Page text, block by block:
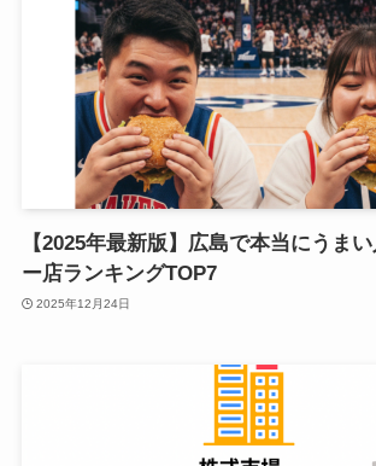
【2025年最新版】広島で本当にうま
ー店ランキングTOP7
2025年12月24日